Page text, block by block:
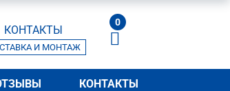
КОНТАКТЫ
И МОНТАЖ
0
КОНТАКТЫ